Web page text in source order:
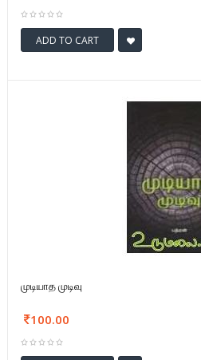
ADD TO CART
முடியாத முடிவு
100.00